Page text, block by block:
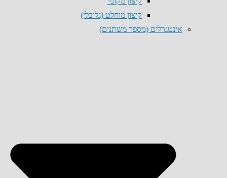
קיצון מוחלט (גלובלי)
אינטגרלים (מספר משתנים)